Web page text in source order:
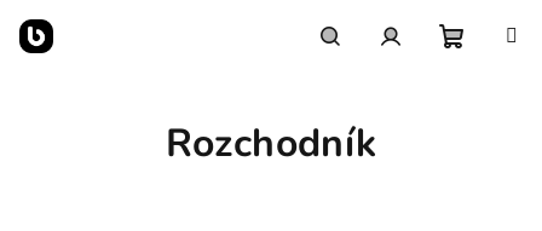
obsah
Rozchodník